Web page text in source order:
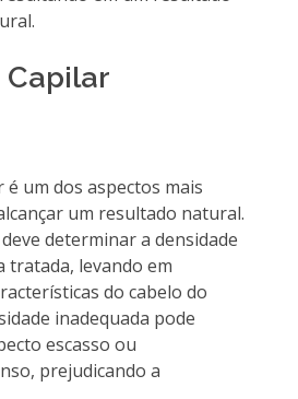
Capilar
é um dos aspectos mais
um resultado natural.
determinar a densidade
tratada, levando em
do cabelo do
inadequada pode
escasso ou
prejudicando a